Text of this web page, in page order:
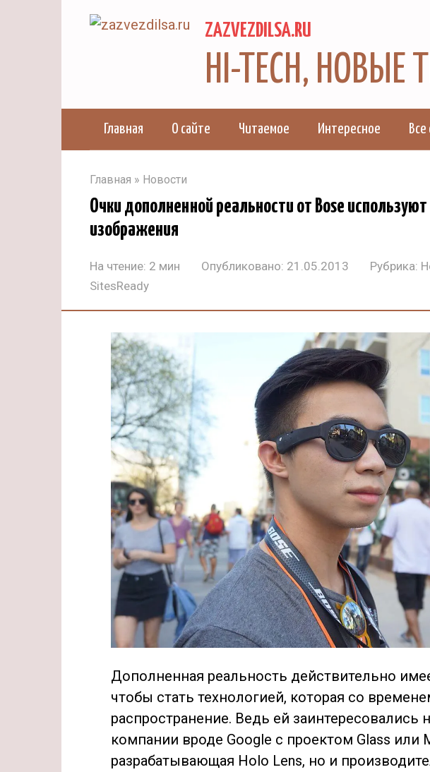
ZAZVEZDILSA.RU
HI-TECH,
Главная О сайте Читаемое Интересное Все
Главная » Новости
Очки дополненной реальности от Bose
изображения
На чтение: 2 мин Опубликовано: 21.05.2013 Рубрика:
SitesReady
Дополненная реальность действительно
чтобы стать технологией, которая со
распространение. Ведь ей
компании вроде Google с проектом Glass или
разрабатывающая Holo Lens, но и